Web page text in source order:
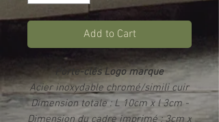
Add to Cart
Porte-clés Logo marque
Acier inoxydable chromé/simili cuir
Dimension totale : L 10cm x l 3cm -
Dimension du cadre imprimé : 3cm x